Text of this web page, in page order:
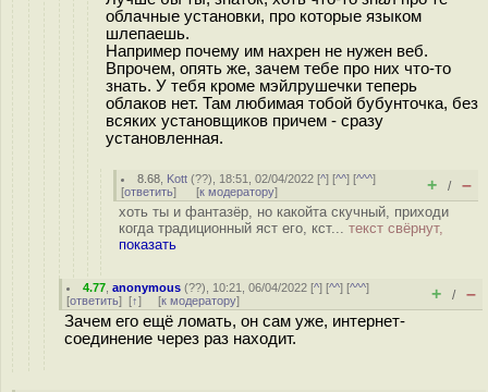
облачные установки, про которые языком
шлепаешь.
Например почему им нахрен не нужен веб.
Впрочем, опять же, зачем тебе про них что-то
знать. У тебя кроме мэйлрушечки теперь
облаков нет. Там любимая тобой бубунточка, без
всяких установщиков причем - сразу
установленная.
8.68 Kott (??), 18:51, 02/04/2022 [^] [^^] [^^^]
[ответить] [к модератору] + / –
хоть ты и фантазёр, но какойта скучный, приходи
когда традиционный яст его, кст... текст свёрнут,
показать
4.77 ,anonymous (??), 10:21, 06/04/2022 [^] [^^] [^^^]
[ответить] [↑] [к модератору] + / –
Зачем его ещё ломать, он сам уже, интернет-
соединение через раз находит.